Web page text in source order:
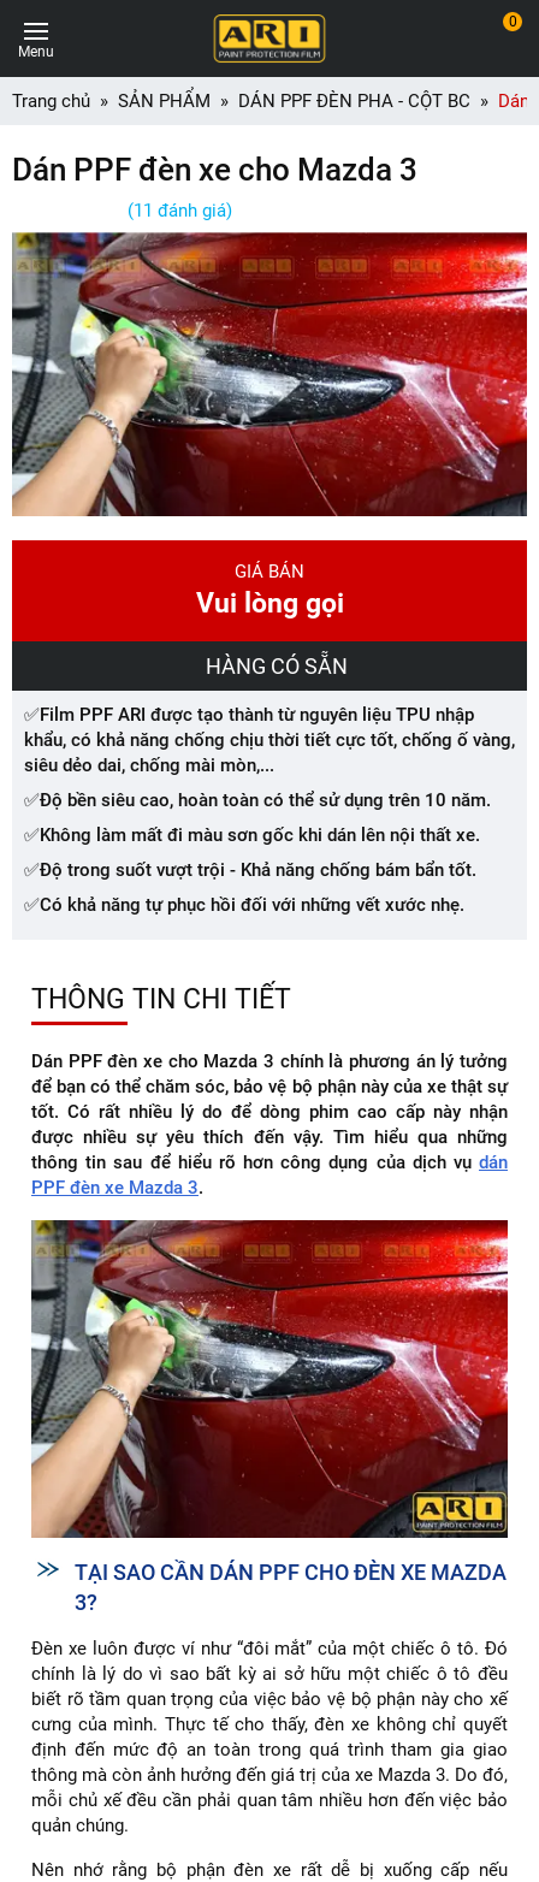
Menu
0
Trang chủ SẢN PHẨM DÁN PPF ĐÈN PHA - CỘT BC Dán
Dán PPF đèn xe cho Mazda 3
(11 đánh giá)
GIÁ BÁN
Vui lòng gọi
HÀNG CÓ SẴN
✅Film PPF ARI được tạo thành từ nguyên liệu TPU nhập
khẩu, có khả năng chống chịu thời tiết cực tốt, chống ố vàng,
siêu dẻo dai, chống mài mòn,...
✅Độ bền siêu cao, hoàn toàn có thể sử dụng trên 10 năm.
✅Không làm mất đi màu sơn gốc khi dán lên nội thất xe.
✅Độ trong suốt vượt trội - Khả năng chống bám bẩn tốt.
✅Có khả năng tự phục hồi đối với những vết xước nhẹ.
THÔNG TIN CHI TIẾT
Dán PPF đèn xe cho Mazda 3 chính là phương án lý tưởng
để bạn có thể chăm sóc, bảo vệ bộ phận này của xe thật sự
tốt. Có rất nhiều lý do để dòng phim cao cấp này nhận
được nhiều sự yêu thích đến vậy. Tìm hiểu qua những
thông tin sau để hiểu rõ hơn công dụng của dịch vụ dán
PPF đèn xe Mazda 3.
TẠI SAO CẦN DÁN PPF CHO ĐÈN XE MAZDA
3?
Đèn xe luôn được ví như “đôi mắt” của một chiếc ô tô. Đó
chính là lý do vì sao bất kỳ ai sở hữu một chiếc ô tô đều
biết rõ tầm quan trọng của việc bảo vệ bộ phận này cho xế
cưng của mình. Thực tế cho thấy, đèn xe không chỉ quyết
định đến mức độ an toàn trong quá trình tham gia giao
thông mà còn ảnh hưởng đến giá trị của xe Mazda 3. Do đó,
mỗi chủ xế đều cần phải quan tâm nhiều hơn đến việc bảo
quản chúng.
Nên nhớ rằng bộ phận đèn xe rất dễ bị xuống cấp nếu